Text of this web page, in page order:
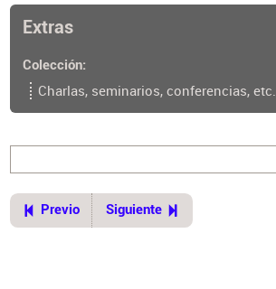
Extras
Colección
Charlas, seminarios, conferencias, etc.
Previo Siguiente